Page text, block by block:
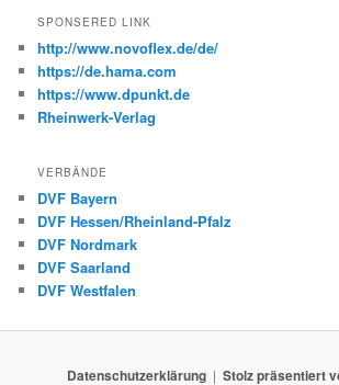
SPONSERED LINK
http://www.novoflex.de/de/
https://de.hama.com
https://www.dpunkt.de
Rheinwerk-Verlag
VERBÄNDE
DVF Bayern
DVF Hessen/Rheinland-Pfalz
DVF Nordmark
DVF Saarland
DVF Westfalen
Datenschutzerklärung Stolz präsentiert